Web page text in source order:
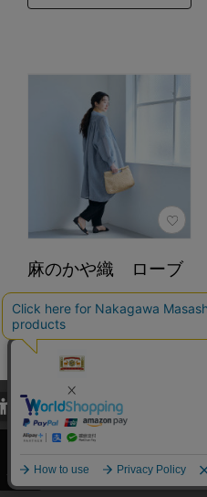
麻のかや織 ローブ
カラー：水色
22,000円
カートに入れる
あとで買う
当サイトでは、当サイト内におけ
び利便性向上のためにクッキー（
関しては「プライバシーポリシー
承諾する